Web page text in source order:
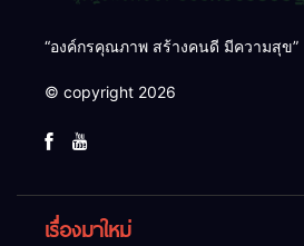
“องค์กรคุณภาพ สร้างคนดี มีความสุข”
© copyright 2026
เรื่องมาใหม่